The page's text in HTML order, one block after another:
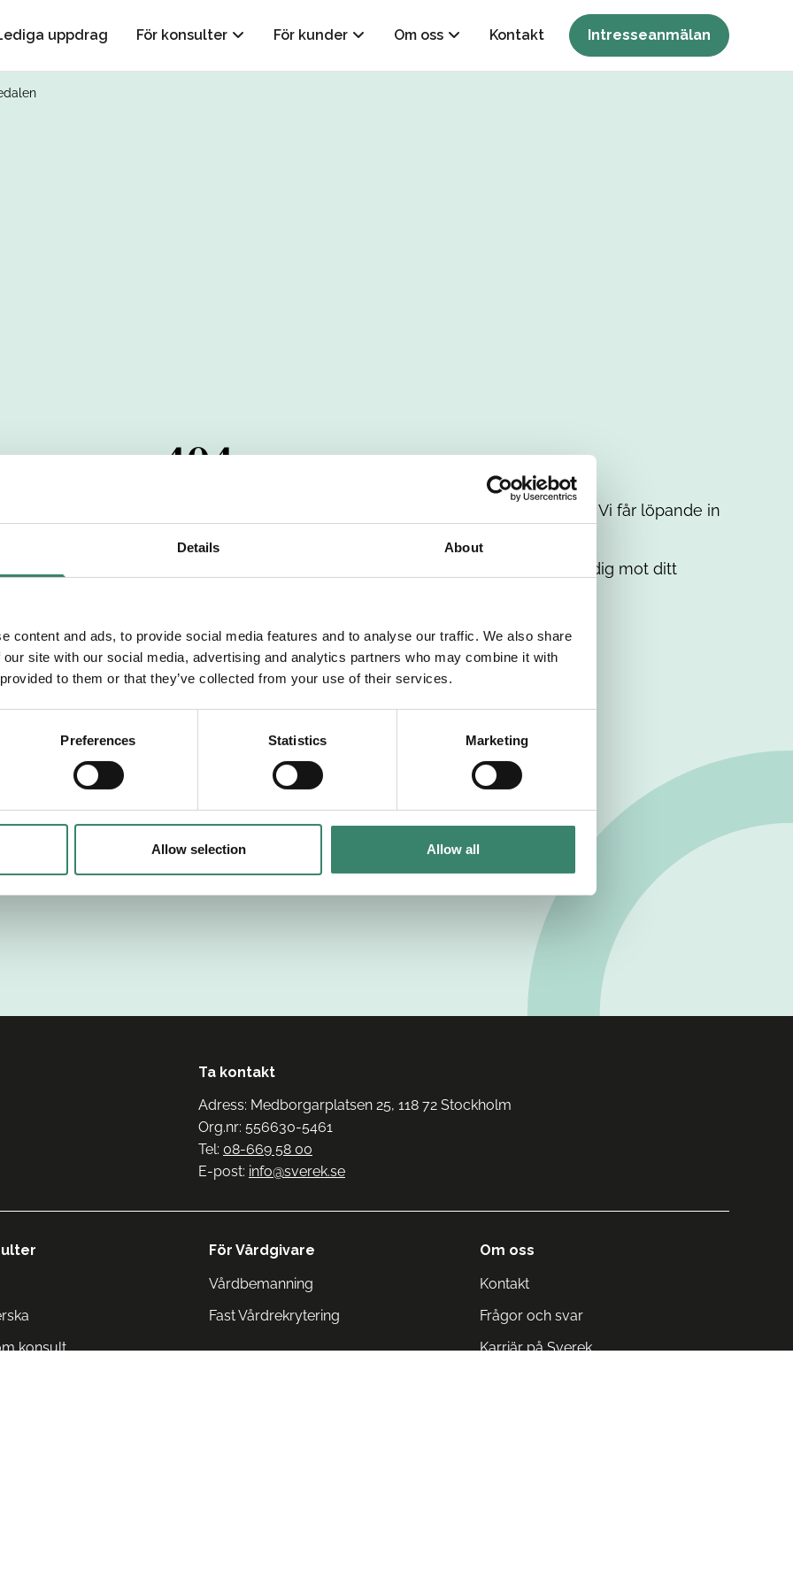
Details About
content and ads, to provide social media features and to analyse our traffic. We also share
site with our social media, advertising and analytics partners who may combine it with
to them or that they’ve collected from your use of their services.
Preferences Statistics Marketing
Allow selection Allow all
uppdrag För konsulter För kunder Om oss Kontakt Intresseanmälan
404
har passerats. Vi uppskattar verkligen ditt intresse. Misströsta inte. Vi får löpande in
dig med mer information om våra aktuella uppdrag. Tillsammans matchar vi dig mot ditt
Tillbaka till Sverek
Ta kontakt
Adress: Medborgarplatsen 25, 118 72 Stockholm
Org.nr: 556630-5461
Tel: 08-669 58 00
E-post: info@sverek.se
konsult
För Vårdgivare
Vårdbemanning
Fast Vårdrekrytering
Om oss
Kontakt
Frågor och svar
Karriär på Sverek